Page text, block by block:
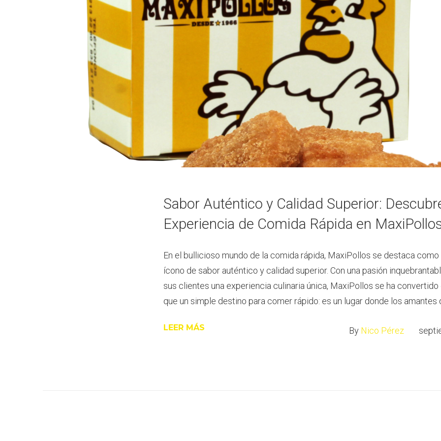
Sabor Auténtico y Calidad Superior:
Experiencia de Comida Rápida en
En el bullicioso mundo de la comida rápida, MaxiPollos se destaca
ícono de sabor auténtico y calidad superior. Con una pasión
sus clientes una experiencia culinaria única, MaxiPollos se ha
que un simple destino para comer rápido: es un lugar donde los amantes
LEER MÁS By Nico Pérez